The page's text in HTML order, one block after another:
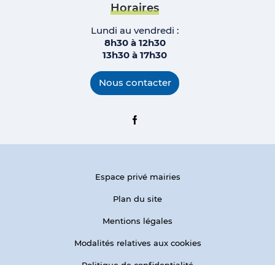
Horaires
Lundi au vendredi :
8h30 à 12h30
13h30 à 17h30
Nous contacter
Facebook
Espace privé mairies
Plan du site
Mentions légales
Modalités relatives aux cookies